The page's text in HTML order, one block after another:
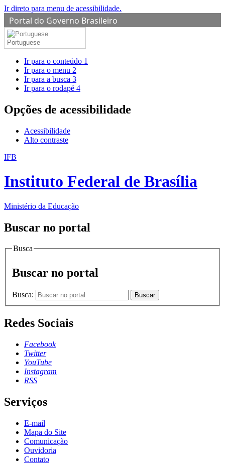
Ir direto para menu de acessibilidade.
Portal do Governo Brasileiro
Portuguese
Ir para o conteúdo 1
Ir para o menu 2
Ir para a busca 3
Ir para o rodapé 4
Opções de acessibilidade
Acessibilidade
Alto contraste
IFB
Instituto Federal de Brasília
Ministério da Educação
Buscar no portal
Busca
Buscar no portal
Busca: Buscar
Redes Sociais
Facebook
Twitter
YouTube
Instagram
RSS
Serviços
E-mail
Mapa do Site
Comunicação
Ouvidoria
Contato